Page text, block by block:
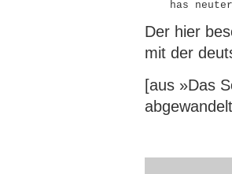
Der hier
mit der
[aus »Das